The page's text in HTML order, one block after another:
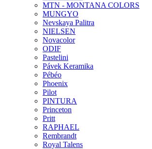
MTN - MONTANA COLORS
MUNGYO
Nevskaya Palitra
NIELSEN
Novacolor
ODIF
Pastelini
Pávek Keramika
Pébéo
Phoenix
Pilot
PINTURA
Princeton
Pritt
RAPHAEL
Rembrandt
Royal Talens